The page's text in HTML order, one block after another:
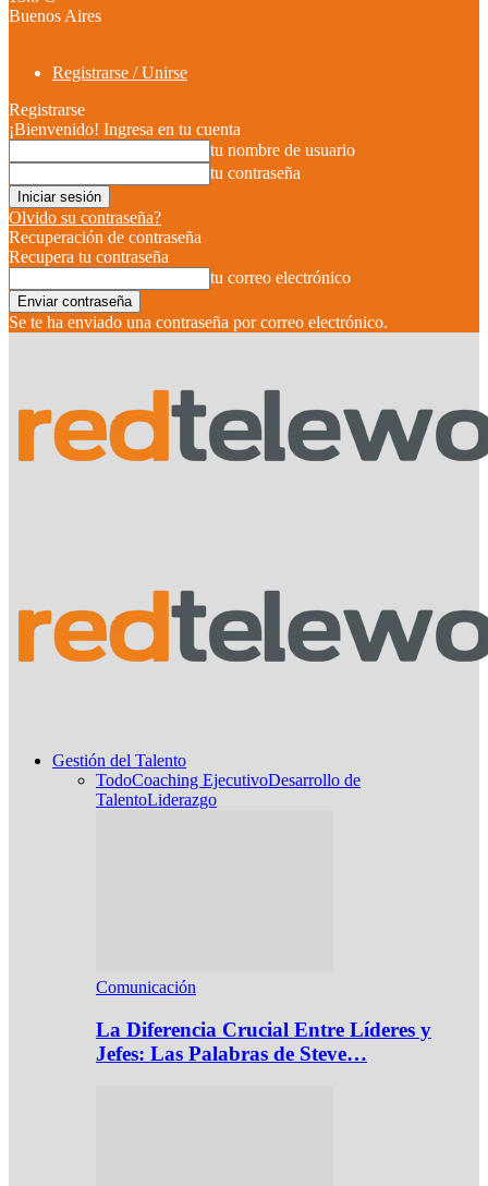
Buenos Aires
Registrarse / Unirse
Registrarse
¡Bienvenido! Ingresa en tu cuenta
tu nombre de usuario
tu contraseña
Olvido su contraseña?
Recuperación de contraseña
Recupera tu contraseña
tu correo electrónico
Se te ha enviado una contraseña por correo electrónico.
Gestión del Talento
TodoCoaching EjecutivoDesarrollo de
TalentoLiderazgo
Comunicación
La Diferencia Crucial Entre Líderes y
Jefes: Las Palabras de Steve…